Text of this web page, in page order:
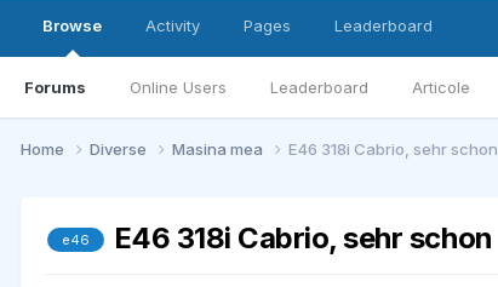
Browse
Forums Online Users Leaderboard Articole
Activity Pages Leaderboard
Home Diverse Masina mea E46 318i Cabrio, sehr schon
e46 E46 318i Cabrio, sehr schon